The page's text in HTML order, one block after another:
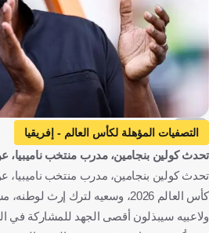
AFP
التصفيات المؤهلة لكأس العالم - إفريقيا
التصفيات المؤهلة إلى كأس أمم إفريقيا
مالاوي
ملاوي ناميبيا
تحدث كولين بنجامين، مدرب منتخب ناميبيا،
تحدث كولين بنجامين، مدرب منتخب
كأس العالم 2026، وسعيه لترك إرث
ولاعبيه سيبذلون أقصى الجهد للمشاركة في